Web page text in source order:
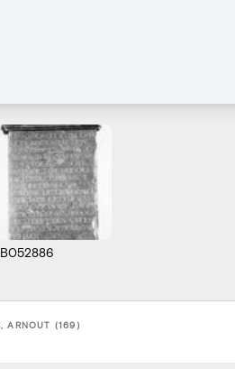
B052886
ARNOUT (169)